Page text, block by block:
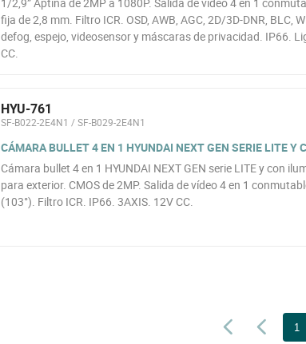
fija de 2,8 mm. Filtro ICR. OSD, AWB, AGC, 2D/3D-DNR, BLC,
defog, espejo, videosensor y máscaras de privacidad. IP66.
CC.
HYU-761
SF-B022-2E4N1 / SF-B029-2E4N1
CÁMARA BULLET 4 EN 1 HYUNDAI NEXT GEN SERIE LITE Y
Cámara bullet 4 en 1 HYUNDAI NEXT GEN serie LITE y con
para exterior. CMOS de 2MP. Salida de vídeo 4 en 1
(103°). Filtro ICR. IP66. 3AXIS. 12V CC.
1